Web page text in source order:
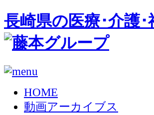
長崎県の医療･介護
HOME
動画アーカイブス